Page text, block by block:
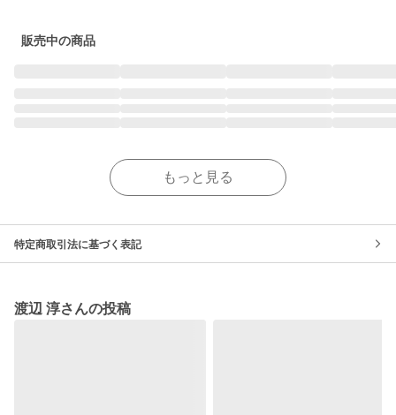
販売中の商品
もっと見る
特定商取引法に基づく表記
渡辺 淳さんの投稿